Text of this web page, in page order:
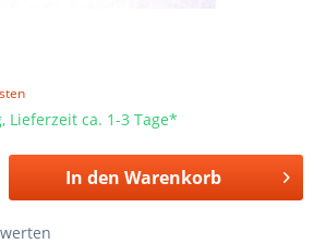
Lieferzeit ca. 1-3 Tage*
In den Warenkorb